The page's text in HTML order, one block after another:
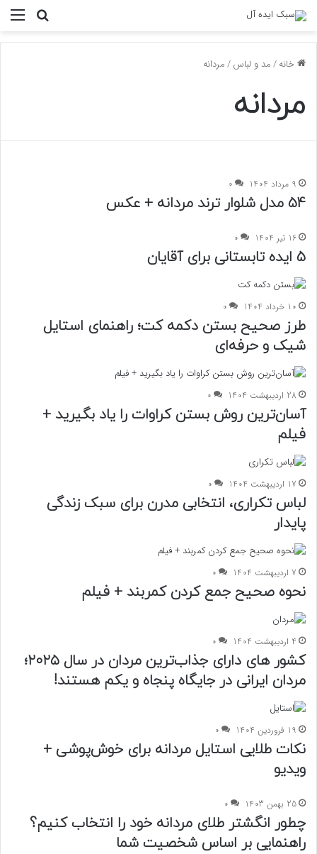
خانه/مد و لباس/مردانه
مردانه
9 مرداد 1404 0
54 مدل شلوار ترند مردانه + عکس
16 تیر 1404 0
5 ایده تابستانی برای آقایان
10 خرداد 1404 0
طرز صحیح بستن دکمه کت؛ راهنمای استایل
شیک و حرفه‌ای
28 اردیبهشت 1404 0
آسان‌ترین روش بستن کراوات را یاد بگیرید +
فیلم
17 اردیبهشت 1404 0
لباس تکراری، انتخابی مدرن برای سبک زندگی
پایدار
7 اردیبهشت 1404 0
نحوه صحیح جمع کردن کمربند + فیلم
4 اردیبهشت 1404 0
کشور های دارای جذاب‌ترین مردان در سال ۲۰۲۵؛
مردان ایرانی در جایگاه پنجاه و یکم هستند!
19 فروردین 1404 0
نکات طلایی استایل مردانه برای خوش‌پوشی +
ویدیو
25 بهمن 1403 0
چطور انگشتر طلای مردانه خود را انتخاب کنیم؟
راهنمایی بر اساس شخصیت شما